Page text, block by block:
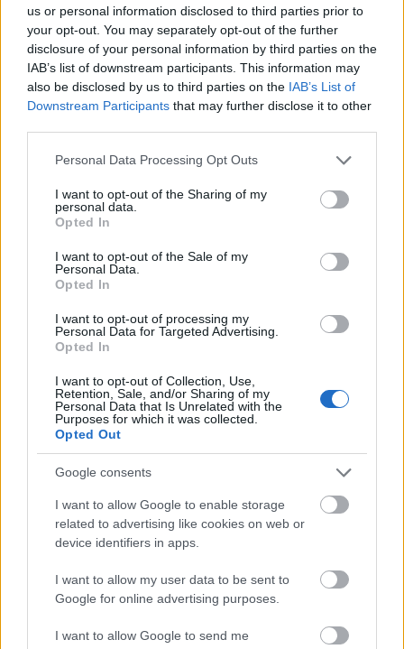
us or personal information disclosed to third parties prior to
your opt-out. You may separately opt-out of the further
disclosure of your personal information by third parties on the
IAB’s list of downstream participants. This information may
also be disclosed by us to third parties on the IAB’s List of
Downstream Participants that may further disclose it to other
Please note that this website/app uses one or more Google
not limited to your visit or usage behaviour. You may click to
grant or deny consent to Google and its third-party tags to
use your data for below specified purposes in below Google
consent section.
Personal Data Processing Opt Outs
I want to opt-out of the Sharing of my
personal data.
Opted In
I want to opt-out of the Sale of my
Personal Data.
Opted In
I want to opt-out of processing my
Personal Data for Targeted Advertising.
Opted In
I want to opt-out of Collection, Use,
Retention, Sale, and/or Sharing of my
Personal Data that Is Unrelated with the
Purposes for which it was collected.
Opted Out
Google consents
I want to allow Google to enable storage
related to advertising like cookies on web or
device identifiers in apps.
I want to allow my user data to be sent to
Google for online advertising purposes.
I want to allow Google to send me
completar un gran mes con 2 goles, 3 asistencias y 43
puntos en total.
El segundo puesto de subidas de marzo es paraUmar
Sadiq, con 3,3 millones de euros de ganancia. El futbolista
nigeriano ha sido titular en el Valencia por la lesión de Hugo
Duro y ha anotado 3 goles en los cuatro partidos disputados
durante el mes.
Cierra el podio de jugadores más revalorizados en marzo
un compañero de Sadiq,
. El extremo
valencianista ha brillado con luz propia, con cuatro goles en
cuatro partidos y 41 puntos Comunio que han hecho que las
pujas para hacerse con sus servicios se disparen. Su precio
También han aumentado su cotización por encima de los 2
millones este mes los béticos Cucho Hernández (2.4
millones) y Antony (2,1 millones).
¡A comprar! Cuatro triunfadores de la jornada 29 por
menos de 3 millones
Menos de 3 millones de valor de
jornada 29 de Comunio. Estos
cuatro jugadores pueden
revalorizarse en los próximos días.
Bajón de Julián Álvarez